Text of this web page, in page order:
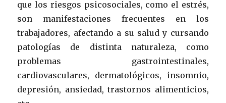
que los riesgos psicosociales, como el estrés,
son manifestaciones frecuentes en los
trabajadores, afectando a su salud y cursando
patologías de distinta naturaleza, como
problemas gastrointestinales,
cardiovasculares, dermatológicos, insomnio,
depresión, ansiedad, trastornos alimenticios,